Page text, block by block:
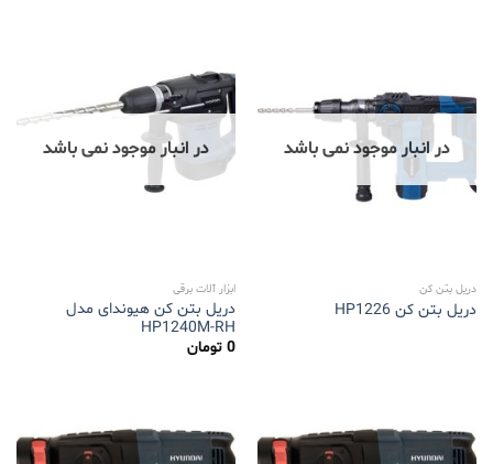
در انبار موجود نمی باشد
دریل بتن کن
دریل بتن کن HP1226
در انبار موجود نمی باشد
ابزار آلات برقی
دریل بتن کن هیوندای مدل
HP1240M-RH
0 تومان